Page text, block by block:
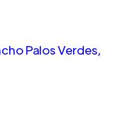
Palos Verdes,